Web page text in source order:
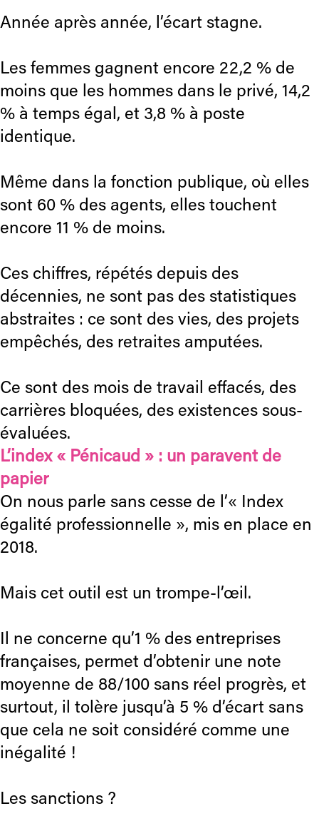
Année après année, l’écart stagne.
Les femmes gagnent encore 22,2 % de
moins que les hommes dans le privé, 14,2
% à temps égal, et 3,8 % à poste
identique.
Même dans la fonction publique, où elles
sont 60 % des agents, elles touchent
encore 11 % de moins.
Ces chiffres, répétés depuis des
décennies, ne sont pas des statistiques
abstraites : ce sont des vies, des projets
empêchés, des retraites amputées.
Ce sont des mois de travail effacés, des
carrières bloquées, des existences sous-
évaluées.
L’index « Pénicaud » : un paravent de
papier
On nous parle sans cesse de l’« Index
égalité professionnelle », mis en place en
2018.
Mais cet outil est un trompe-l’œil.
Il ne concerne qu’1 % des entreprises
françaises, permet d’obtenir une note
moyenne de 88/100 sans réel progrès, et
surtout, il tolère jusqu’à 5 % d’écart sans
que cela ne soit considéré comme une
inégalité !
Les sanctions ?